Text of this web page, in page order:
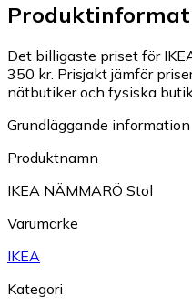
Det billigaste priset för
350 kr. Prisjakt jämför
nätbutiker och fysiska
Grundläggande information
Produktnamn
IKEA NÄMMARÖ Stol
Varumärke
IKEA
Kategori